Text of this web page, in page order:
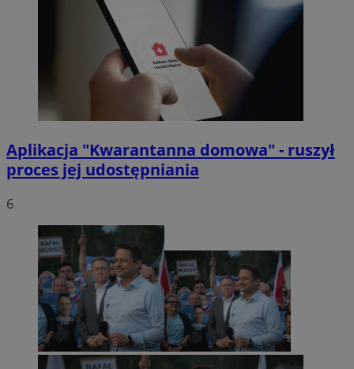
Aplikacja "Kwarantanna domowa" - ruszył
proces jej udostępniania
6